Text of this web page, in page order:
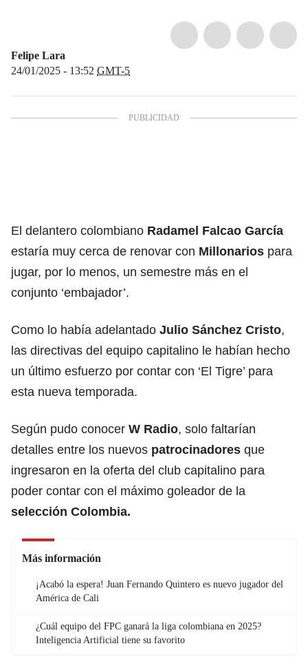
Felipe Lara
24/01/2025 - 13:52 GMT-5
El delantero colombiano Radamel Falcao García
estaría muy cerca de renovar con Millonarios para
jugar, por lo menos, un semestre más en el
conjunto ‘embajador’.
Como lo había adelantado Julio Sánchez Cristo,
las directivas del equipo capitalino le habían hecho
un último esfuerzo por contar con ‘El Tigre’ para
esta nueva temporada.
Según pudo conocer W Radio, solo faltarían
detalles entre los nuevos patrocinadores que
ingresaron en la oferta del club capitalino para
poder contar con el máximo goleador de la
selección Colombia.
Más información
¡Acabó la espera! Juan Fernando Quintero es nuevo jugador del
América de Cali
¿Cuál equipo del FPC ganará la liga colombiana en 2025?
Inteligencia Artificial tiene su favorito